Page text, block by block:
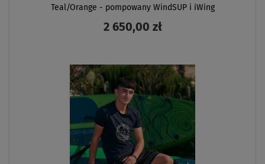
Teal/Orange - pompowany WindSUP i iWing
2 650,00 zł
ZOBACZ